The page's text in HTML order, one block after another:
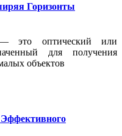
Горизонты
— это оптический или
для получения
объектов
Эффективного